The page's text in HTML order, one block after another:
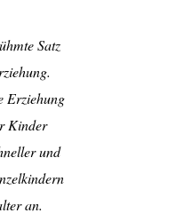
Satz
Erziehung
Kinder
und
an.